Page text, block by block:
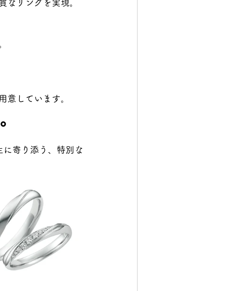
なリングを実現。
意しています。
に寄り添う、特別な